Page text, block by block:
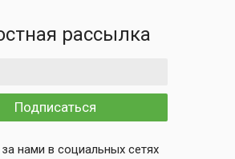
рассылка
Подписаться
нами в социальных сетях